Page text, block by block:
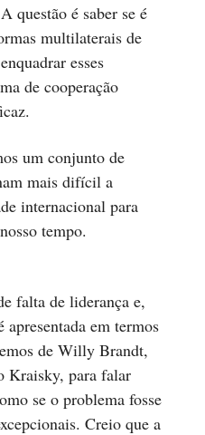
questão é saber se é
multilaterais de
esses
de cooperação
um conjunto de
mais difícil a
internacional para
tempo.
falta de liderança e,
apresentada em termos
de Willy Brandt,
Kraisky, para falar
se o problema fosse
Creio que a